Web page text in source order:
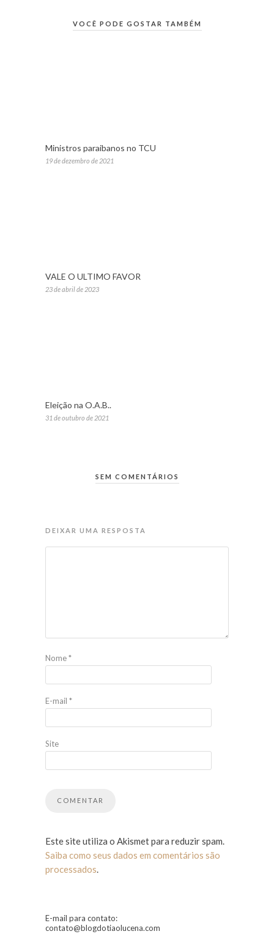
VOCÊ PODE GOSTAR TAMBÉM
Ministros paraibanos no TCU
19 de dezembro de 2021
VALE O ULTIMO FAVOR
23 de abril de 2023
Eleição na O.A.B..
31 de outubro de 2021
SEM COMENTÁRIOS
DEIXAR UMA RESPOSTA
Nome*
E-mail *
Site
Este site utiliza o Akismet para reduzir spam.
Saiba como seus dados em comentários são
processados.
E-mail para contato:
contato@blogdotiaolucena.com